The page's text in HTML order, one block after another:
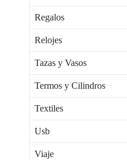
Regalos
Relojes
Tazas y Vasos
Termos y Cilindros
Textiles
Usb
Viaje